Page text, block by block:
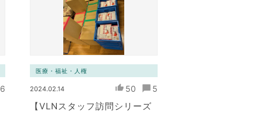
6
医療・福祉・人権
2024.02.14 50 5
【VLNスタッフ訪問シリーズ